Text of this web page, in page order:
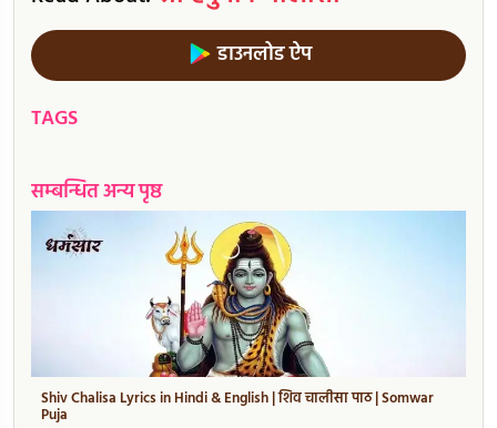
डाउनलोड ऐप
TAGS
सम्बन्धित अन्य पृष्ठ
Shiv Chalisa Lyrics in Hindi & English | शिव चालीसा पाठ | Somwar
Puja